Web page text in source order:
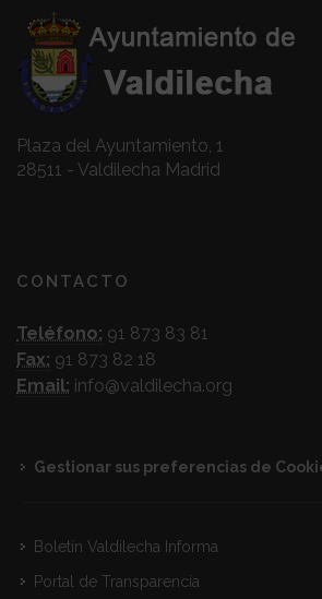
Plaza del Ayuntamiento, 1
28511 - Valdilecha Madrid
CONTACTO
Teléfono: 91 873 83 81
Fax: 91 873 82 18
Email: info@valdilecha.org
Gestionar sus preferencias de
Boletín Valdilecha Informa
Portal de Transparencia